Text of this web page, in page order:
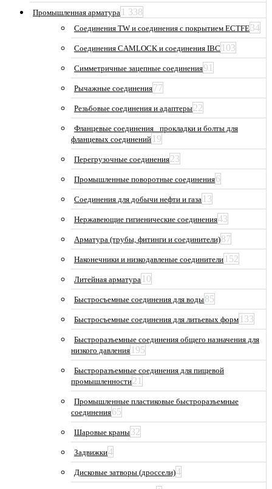
Промышленная арматура 1 338
Соединения TW и соединения с покрытием ECTFE34
Соединения CAMLOCK и соединения IBC 103
Симметричные зацепные соединения91
Рычажные соединения77
Резьбовые соединения и адаптеры22
Фланцевые соединения_ прокладки и болты для
фланцевых соединений 19
Перегрузочные соединения23
Промышленные поворотные соединения6
Соединения для добычи нефти и газа 13
Нержавеющие гигиенические соединения43
Арматура (трубы, фитинги и соединители)87
Наконечники и низкодавленые соединители 152
Литейная арматура 10
Быстросъемные соединения для воды85
Быстросъемные соединения для литьевых форм 133
Быстроразъемные соединения общего назначения для
низкого давления 195
Быстроразъемные соединения для пищевой
промышленности21
Промышленные пластиковые быстроразъемные
соединения65
Шаровые краны32
Задвижки4
Дисковые затворы (дроссели)4